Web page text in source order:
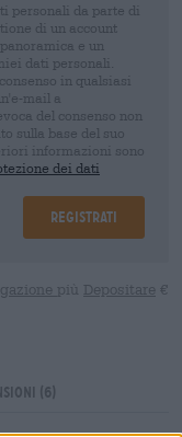
personali da parte di
di un account
e un
dati personali.
in qualsiasi
mail a
del consenso non
sulla base del suo
informazioni sono
dei dati
Registrati
più Depositare €
(6)